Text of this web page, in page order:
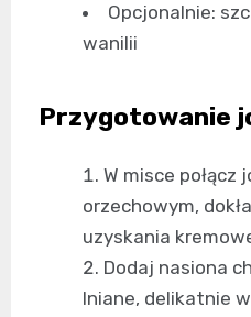
Opcjonalnie:
wanilii
Przygotowanie
W misce połącz
orzechowym,
uzyskania
Dodaj nasiona
lniane, delikatnie